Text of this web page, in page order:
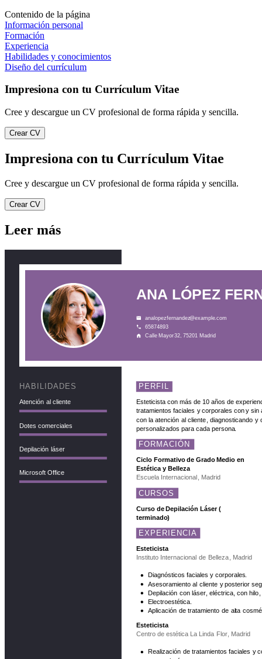
Contenido de la página
Información personal
Formación
Experiencia
Habilidades y conocimientos
Diseño del currículum
Impresiona con tu Currículum Vitae
Cree y descargue un CV profesional de forma rápida y sencilla.
Crear CV
Impresiona con tu Currículum Vitae
Cree y descargue un CV profesional de forma rápida y sencilla.
Crear CV
Leer más